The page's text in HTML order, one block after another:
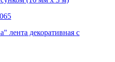
лента декоративная с